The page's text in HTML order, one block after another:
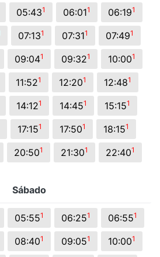
05:431 06:011 06:191
07:131 07:311 07:491
09:041 09:321 10:001
11:521 12:201 12:481
14:121 14:451 15:151
17:151 17:501 18:151
20:501 21:301 22:401
Sábado
05:551 06:251 06:551
08:401 09:051 10:001